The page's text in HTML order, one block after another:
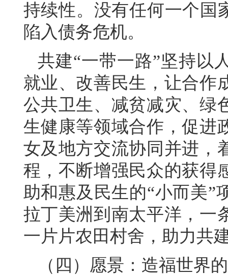
持续性。没有任何一个国
陷入债务危机。
共建“一带一路”坚持以
就业、改善民生，让合作
公共卫生、减贫减灾、绿
生健康等领域合作，促进
女及地方交流协同并进，
程，不断增强民众的获得
助和惠及民生的“小而美”
拉丁美洲到南太平洋，一
一片片农田村舍，助力共
（四）愿景：造福世界